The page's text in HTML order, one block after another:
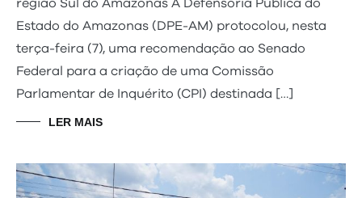
região Sul do Amazonas A Defensoria Pública do
Estado do Amazonas (DPE-AM) protocolou, nesta
terça-feira (7), uma recomendação ao Senado
Federal para a criação de uma Comissão
Parlamentar de Inquérito (CPI) destinada […]
LER MAIS